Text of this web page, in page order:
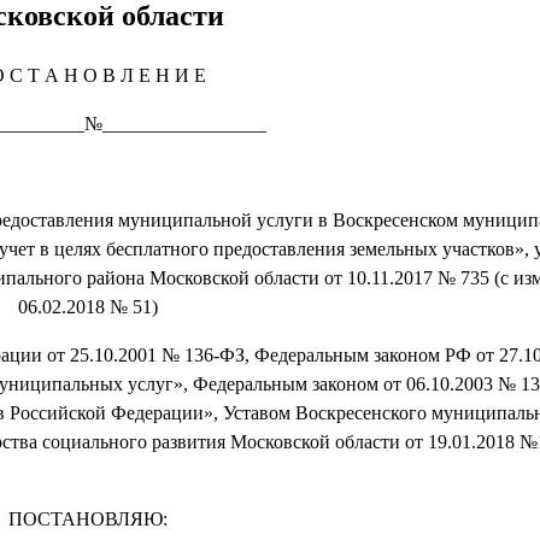
области
С Т А Н О В Л Е Н И Е
муниципальной услуги в Воскресенском
в целях бесплатного предоставления земельных
района Московской области от 10.11.2017 № 735 (с
06.02.2018 № 51)
от 25.10.2001 № 136-ФЗ, Федеральным законом РФ от
услуг», Федеральным законом от 06.10.2003 №
Федерации», Уставом Воскресенского
социального развития Московской области от 19.01.2018
ПОСТАНОВЛЯЮ: